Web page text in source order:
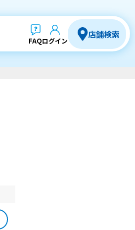
FAQログイン
店舗検索